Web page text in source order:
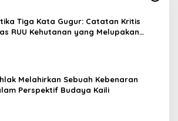
Tiga Kata Gugur: Catatan Kritis
RUU Kehutanan yang Melupakan
Melahirkan Sebuah Kebenaran
Perspektif Budaya Kaili